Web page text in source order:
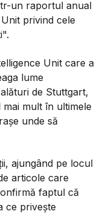
un raportul anual
privind cele
Unit care a
lume
de Stuttgart,
mult în ultimele
unde să
ajungând pe locul
articole care
faptul că
ce priveşte